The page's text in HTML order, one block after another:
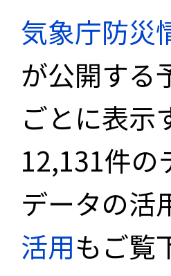
気象庁防災
が公開する
ごとに表示
12,131件の
データの活
活用もご覧